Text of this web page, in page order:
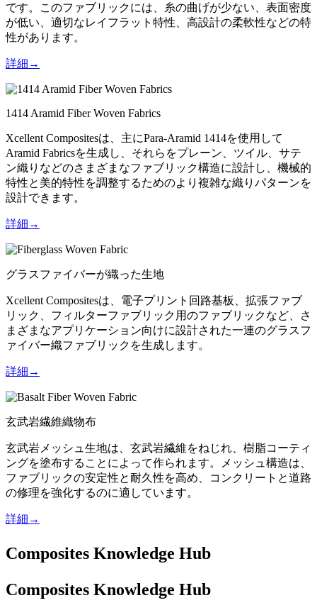
です。このファブリックには、糸の曲げが少ない、表面密度
が低い、適切なレイフラット特性、高設計の柔軟性などの特
性があります。
詳細→
1414 Aramid Fiber Woven Fabrics
Xcellent Compositesは、主にPara-Aramid 1414を使用して
Aramid Fabricsを生成し、それらをプレーン、ツイル、サテ
ン織りなどのさまざまなファブリック構造に設計し、機械的
特性と美的特性を調整するためのより複雑な織りパターンを
設計できます。
詳細→
グラスファイバーが織った生地
Xcellent Compositesは、電子プリント回路基板、拡張ファブ
リック、フィルターファブリック用のファブリックなど、さ
まざまなアプリケーション向けに設計された一連のグラスフ
ァイバー織ファブリックを生成します。
詳細→
玄武岩繊維織物布
玄武岩メッシュ生地は、玄武岩繊維をねじれ、樹脂コーティ
ングを塗布することによって作られます。メッシュ構造は、
ファブリックの安定性と耐久性を高め、コンクリートと道路
の修理を強化するのに適しています。
詳細→
Composites Knowledge Hub
Composites Knowledge Hub